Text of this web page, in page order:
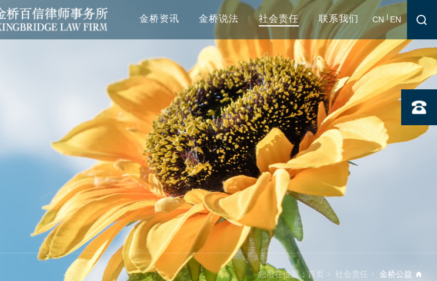
金桥资讯 金桥说法 社会责任 联系我们 CN EN
您所在位置：首页 社会责任 金桥公益